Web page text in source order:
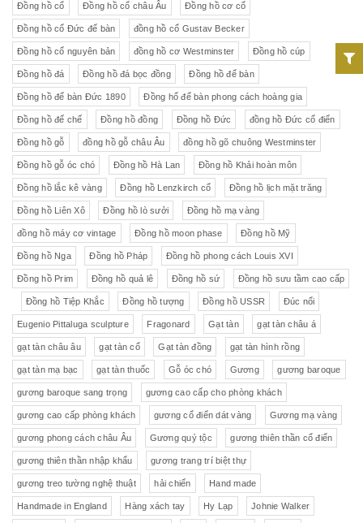
Đồng hồ cổ Đồng hồ cổ châu Âu Đồng hồ cơ cổ
Đồng hồ cổ Đức để bàn đồng hồ cổ Gustav Becker
Đồng hồ cổ nguyên bản đồng hồ cơ Westminster Đồng hồ cúp
Đồng hồ đá Đồng hồ đá bọc đồng Đồng hồ để bàn
Đồng hồ để bàn Đức 1890 Đồng hổ để bàn phong cách hoàng gia
Đồng hồ đế chế Đồng hồ đồng Đồng hồ Đức đồng hồ Đức cổ điển
Đồng hồ gỗ đồng hồ gỗ châu Âu đồng hồ gõ chuông Westminster
Đồng hồ gỗ óc chó Đồng hồ Hà Lan Đồng hồ Khải hoàn môn
Đồng hồ lắc kê vàng Đồng hồ Lenzkirch cổ Đồng hồ lịch mặt trăng
Đồng hồ Liên Xô Đồng hồ lò sưởi Đồng hồ mạ vàng
đồng hồ máy cơ vintage Đồng hồ moon phase Đồng hồ Mỹ
Đồng hồ Nga Đồng hồ Pháp Đồng hồ phong cách Louis XVI
Đồng hồ Prim Đồng hồ quả lê Đồng hồ sứ Đồng hồ sưu tầm cao cấp
Đồng hồ Tiệp Khắc Đồng hồ tượng Đồng hồ USSR Đúc nổi
Eugenio Pittaluga sculpture Fragonard Gạt tàn gạt tàn châu á
gạt tàn châu âu gạt tàn cổ Gạt tàn đồng gạt tàn hình rồng
gạt tàn mạ bạc gạt tàn thuốc Gỗ óc chó Gương gương baroque
gương baroque sang trọng gương cao cấp cho phòng khách
gương cao cấp phòng khách gương cổ điển dát vàng Gương mạ vàng
gương phong cách châu Âu Gương quý tộc gương thiên thần cổ điển
gương thiên thần nhập khẩu gương trang trí biệt thự
gương treo tường nghệ thuật hải chiến Hand made
Handmade in England Hàng xách tay Hy Lạp Johnie Walker